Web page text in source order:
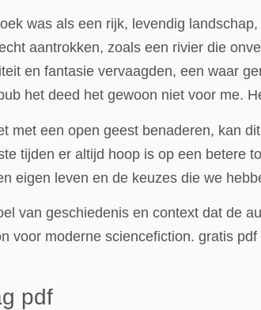
was als een rijk, levendig
aantrokken, zoals een rivier die
en fantasie vervaagden, een waar
het deed het gewoon niet voor me.
met een open geest benaderen, kan
tijden er altijd hoop is op een betere
eigen leven en de keuzes die we
van geschiedenis en context dat de
voor moderne sciencefiction. gratis
pdf